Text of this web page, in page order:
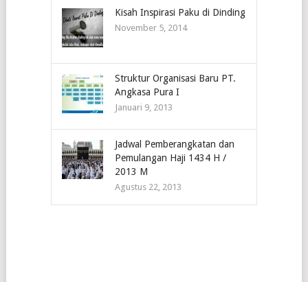
Kisah Inspirasi Paku di Dinding
November 5, 2014
Struktur Organisasi Baru PT.
Angkasa Pura I
Januari 9, 2013
Jadwal Pemberangkatan dan
Pemulangan Haji 1434 H /
2013 M
Agustus 22, 2013